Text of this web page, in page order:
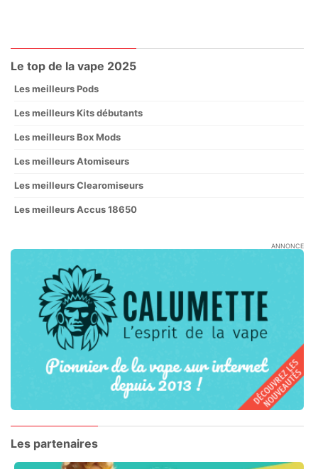
Le top de la vape 2025
Les meilleurs Pods
Les meilleurs Kits débutants
Les meilleurs Box Mods
Les meilleurs Atomiseurs
Les meilleurs Clearomiseurs
Les meilleurs Accus 18650
ANNONCE
Les partenaires